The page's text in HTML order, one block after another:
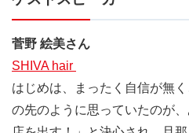
菅野 絵美さん
SHIVA hair
はじめは、まったく自信が無
の先のように思っていたのが